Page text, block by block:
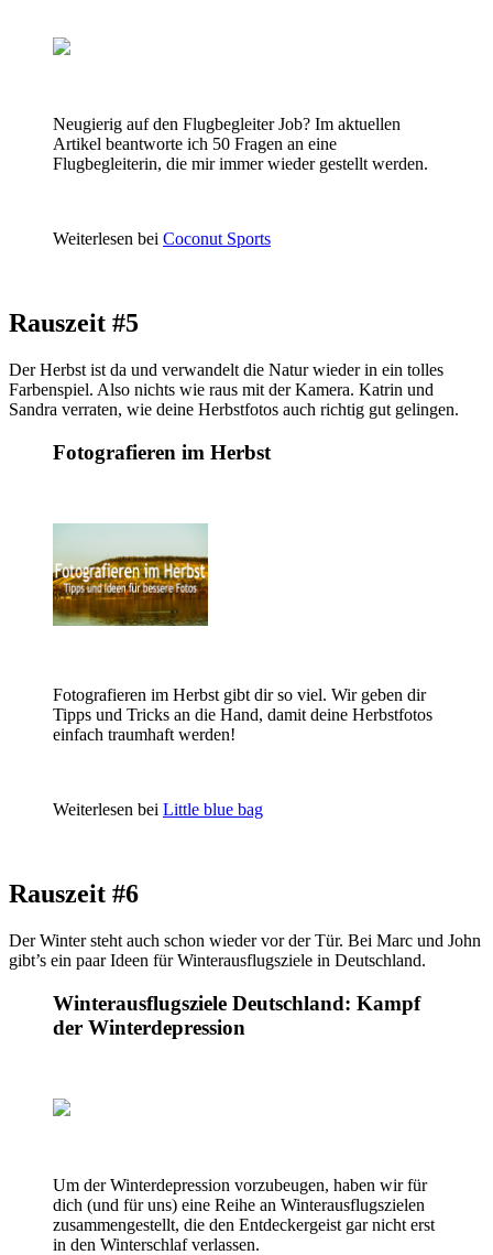
Neugierig auf den Flugbegleiter Job? Im aktuellen
Artikel beantworte ich 50 Fragen an eine
Flugbegleiterin, die mir immer wieder gestellt werden.
Weiterlesen bei Coconut Sports
Rauszeit #5
Der Herbst ist da und verwandelt die Natur wieder in ein tolles
Farbenspiel. Also nichts wie raus mit der Kamera. Katrin und
Sandra verraten, wie deine Herbstfotos auch richtig gut gelingen.
Fotografieren im Herbst
Fotografieren im Herbst gibt dir so viel. Wir geben dir
Tipps und Tricks an die Hand, damit deine Herbstfotos
einfach traumhaft werden!
Weiterlesen bei Little blue bag
Rauszeit #6
Der Winter steht auch schon wieder vor der Tür. Bei Marc und John
gibt’s ein paar Ideen für Winterausflugsziele in Deutschland.
Winterausflugsziele Deutschland: Kampf
der Winterdepression
Um der Winterdepression vorzubeugen, haben wir für
dich (und für uns) eine Reihe an Winterausflugszielen
zusammengestellt, die den Entdeckergeist gar nicht erst
in den Winterschlaf verlassen.